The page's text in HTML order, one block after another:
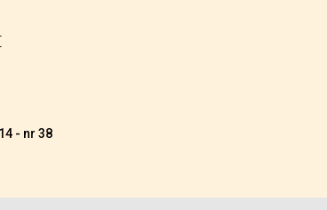
- nr 38